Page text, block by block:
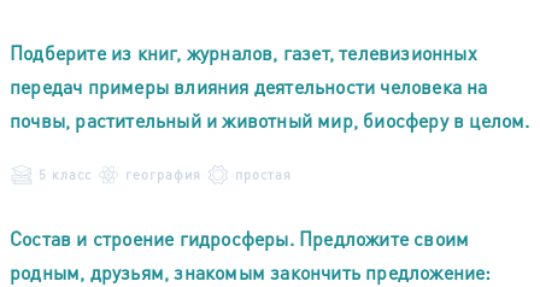
Подберите из книг, журналов, газет, телевизионных
передач примеры влияния деятельности человека на
почвы, растительный и животный мир, биосферу в целом.
5 класс география простая
Состав и строение гидросферы. Предложите своим
родным, друзьям, знакомым закончить предложение: